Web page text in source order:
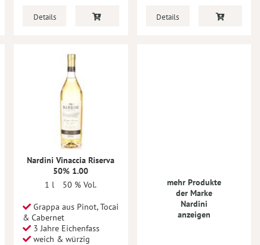
Details Details
Nardini Vinaccia Riserva
50% 1.00
1 l
50 % Vol.
Grappa aus Pinot, Tocai
& Cabernet
3 Jahre Eichenfass
weich & würzig
mehr Produkte
der Marke
Nardini
anzeigen